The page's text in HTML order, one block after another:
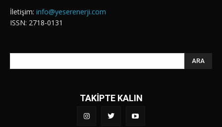
İletişim: info@yeserenerji.com
ISSN: 2718-0131
ARA
TAKİPTE KALIN